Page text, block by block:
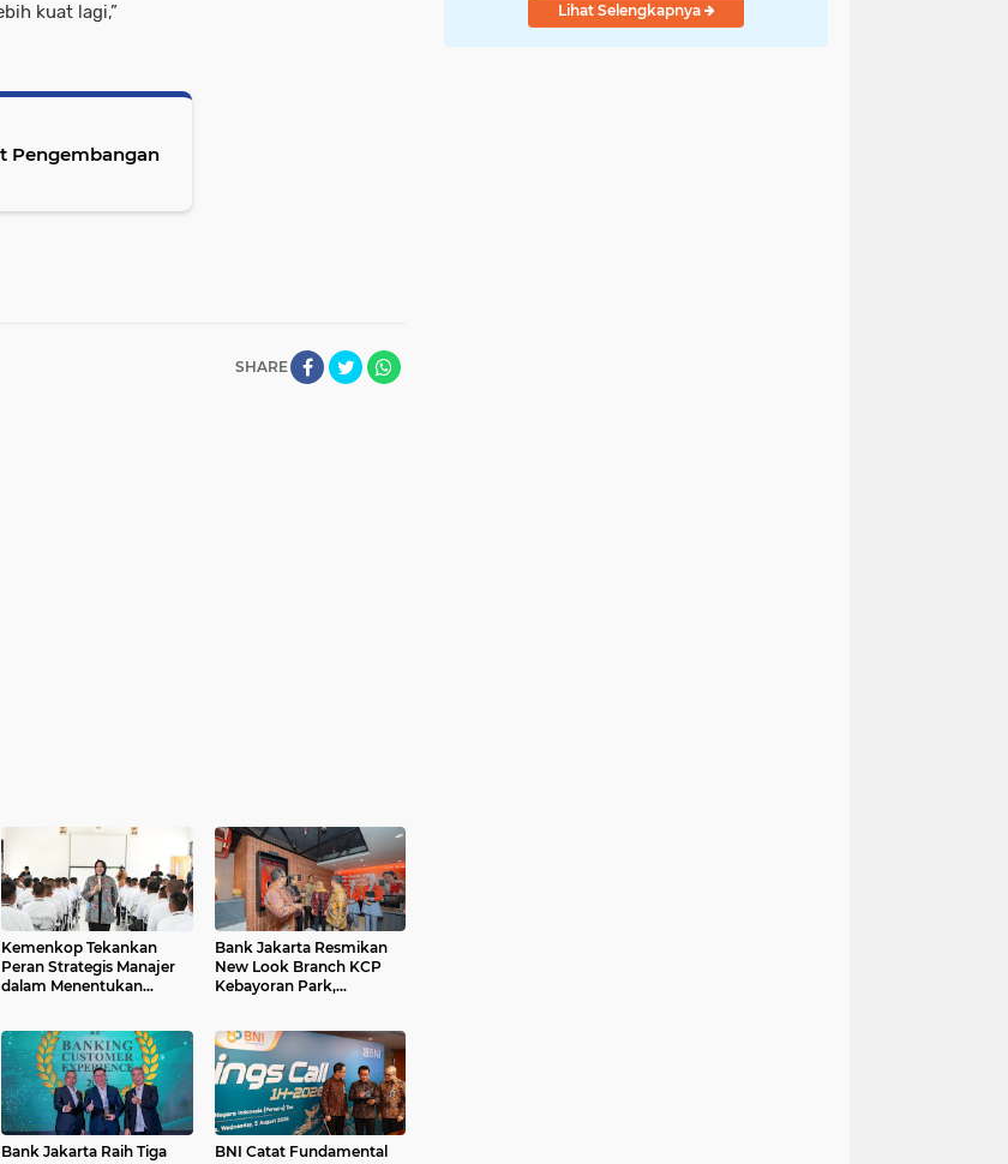
kuat lagi,”
Pengembangan
SHARE
Kemenkop Tekankan
Peran Strategis Manajer
dalam Menentukan
Bank Jakarta Resmikan
New Look Branch KCP
Kebayoran Park,
Bank Jakarta Raih Tiga
BNI Catat Fundamental
Lihat Selengkapnya